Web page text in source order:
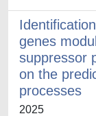
genes
suppressor
on the
processes
2025